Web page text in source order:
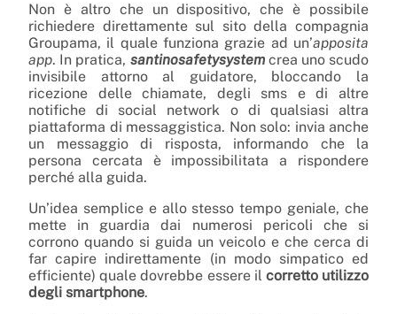
Non è altro che un dispositivo, che è possibile
richiedere direttamente sul sito della compagnia
Groupama, il quale funziona grazie ad un’apposita
app. In pratica, santinosafetysystemcrea uno scudo
invisibile attorno al guidatore, bloccando la
ricezione delle chiamate, degli sms e di altre
notifiche di social network o di qualsiasi altra
piattaforma di messaggistica. Non solo: invia anche
un messaggio di risposta, informando che la
persona cercata è impossibilitata a rispondere
perché alla guida.
Un’idea semplice e allo stesso tempo geniale, che
mette in guardia dai numerosi pericoli che si
corrono quando si guida un veicolo e che cerca di
far capire indirettamente (in modo simpatico ed
efficiente) quale dovrebbe essere il corretto utilizzo
degli smartphone.